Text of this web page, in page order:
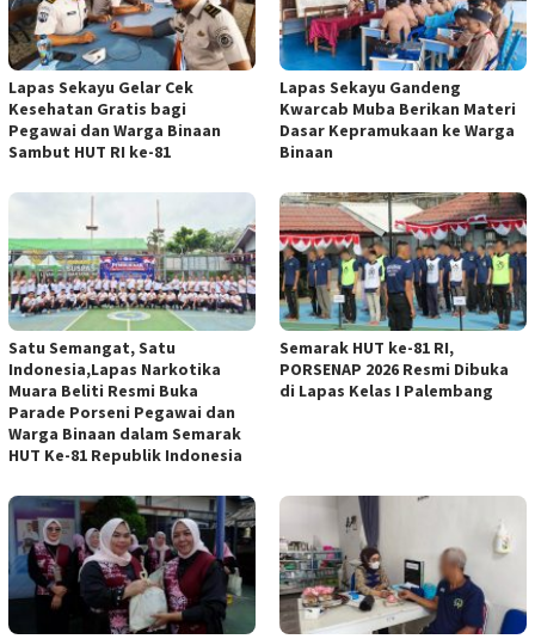
Lapas Sekayu Gelar Cek
Kesehatan Gratis bagi
Pegawai dan Warga Binaan
Sambut HUT RI ke-81
Lapas Sekayu Gandeng
Kwarcab Muba Berikan Materi
Dasar Kepramukaan ke Warga
Binaan
Satu Semangat, Satu
Indonesia,Lapas Narkotika
Muara Beliti Resmi Buka
Parade Porseni Pegawai dan
Warga Binaan dalam Semarak
HUT Ke-81 Republik Indonesia
Semarak HUT ke-81 RI,
PORSENAP 2026 Resmi Dibuka
di Lapas Kelas I Palembang